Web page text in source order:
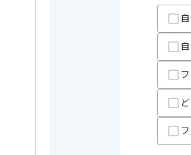
精算条件
支払いサイ
Webアプリ系の案件に強みを持つ企
ハード及びファームウェア、アプ
様々な幅広い知識や経験が得られ